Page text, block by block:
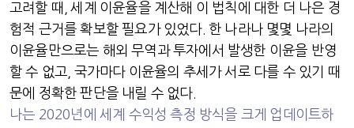
고려할 때
,세계 이윤율을 계산해 이 법칙에 대한 더 나은 경
험적 근거를 확보할 필요가 있었다.한 나라나 몇몇 나라의
이윤율만으로는 해외 무역과 투자에서 발생한 이윤을 반영
할 수 없고 국가마다 이윤율의 추세가 서로 다를 수 있기 때
문에 정확한 판단을 내릴 수 없다.
나는 2020년에 세계 수익성 측정 방식을 크게 업데이트하